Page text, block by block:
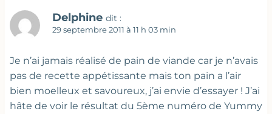
Delphine dit :
29 septembre 2011 à 11 h 03 min
Je n’ai jamais réalisé de pain de viande car je n’avais
pas de recette appétissante mais ton pain a l’air
bien moelleux et savoureux, j’ai envie d’essayer ! J’ai
hâte de voir le résultat du 5ème numéro de Yummy